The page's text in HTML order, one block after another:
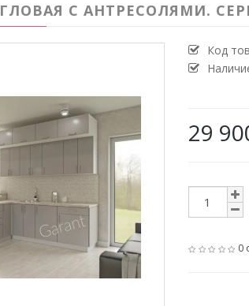
С АНТРЕСОЛЯМИ.
Код
29
0